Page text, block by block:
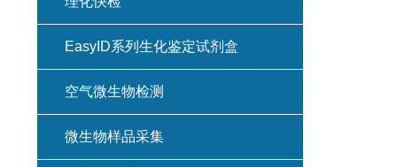
EasyID系列生化鉴定试剂盒
空气微生物检测
微生物样品采集